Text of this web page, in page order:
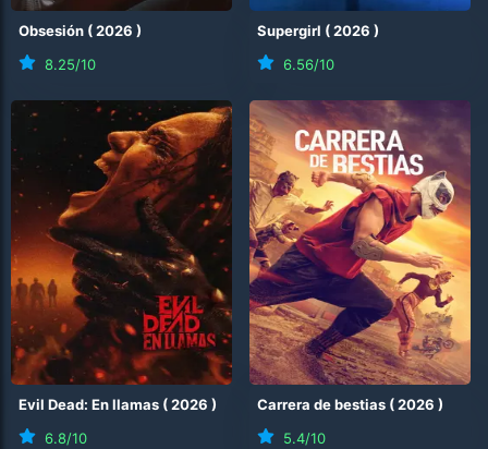
Obsesión (2026 )
8.25/10
Supergirl (2026 )
6.56/10
Evil Dead: En llamas (2026 )
6.8/10
Carrera de bestias (2026 )
5.4/10